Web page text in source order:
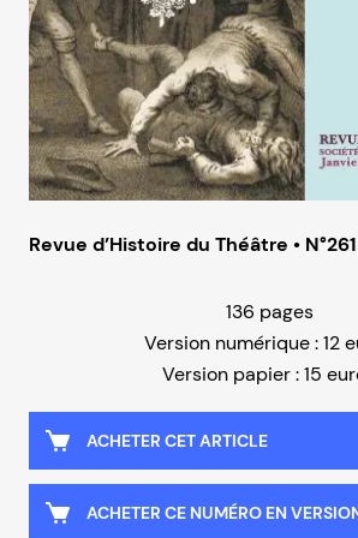
Revue d’Histoire du Théâtre • N°261
136 pages
Version numérique : 12
Version papier : 15
ACHETER CET ARTICLE
ACHETER CE NUMÉRO EN